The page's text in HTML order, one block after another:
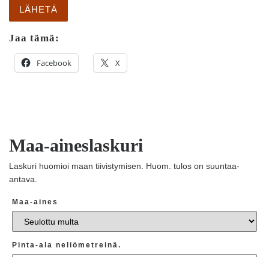
Jaa tämä:
Facebook X
Maa-aineslaskuri
Laskuri huomioi maan tiivistymisen. Huom. tulos on suuntaa-
antava.
Maa-aines
Pinta-ala neliömetreinä.